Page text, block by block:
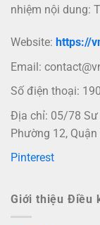
nhiệm nội dung:
Website: https://
Email:
Số điện thoại:
Địa chỉ: 05/78 Sư
Phường 12,
Pinterest
Giới thiệu Điều